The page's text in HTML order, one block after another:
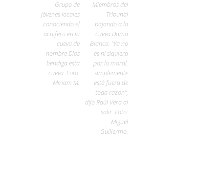
Grupo de
jóvenes locales
conociendo el
acuífero en la
cueva de
nombre Dios
bendiga esta
cueva. Foto:
Miriam M.
Miembros del
Tribunal
bajando a la
cueva Dama
Blanca. “Ya no
es ni siquiera
por lo moral,
simplemente
está fuera de
toda razón”,
dijo Raúl Vera al
salir. Foto:
Miguel
Guillermo.